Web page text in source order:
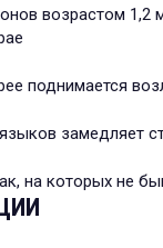
возрастом 1,2
поднимается
замедляет
на которых не